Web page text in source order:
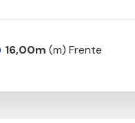
16,00m (m) Frente